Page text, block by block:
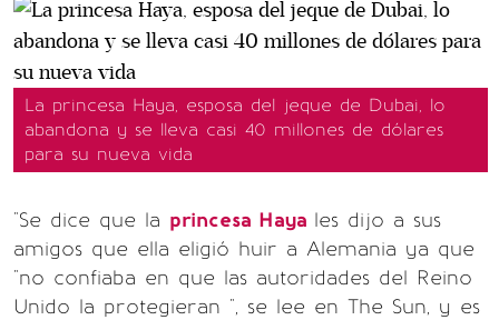
La princesa Haya, esposa del jeque de Dubai, lo
abandona y se lleva casi 40 millones de dólares
para su nueva vida
"Se dice que la princesa Haya les dijo a sus
amigos que ella eligió huir a Alemania ya que
"no confiaba en que las autoridades del Reino
Unido la protegieran ", se lee en The Sun, y es